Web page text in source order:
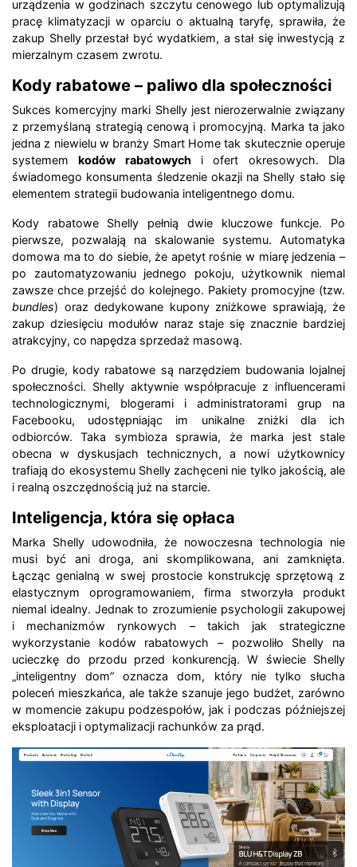
urządzenia w godzinach szczytu cenowego lub optymalizują
pracę klimatyzacji w oparciu o aktualną taryfę, sprawiła, że
zakup Shelly przestał być wydatkiem, a stał się inwestycją z
mierzalnym czasem zwrotu.
Kody rabatowe – paliwo dla społeczności
Sukces komercyjny marki Shelly jest nierozerwalnie związany
z przemyślaną strategią cenową i promocyjną. Marka ta jako
jedna z niewielu w branży Smart Home tak skutecznie operuje
systememkodów rabatowychi ofert okresowych. Dla
świadomego konsumenta śledzenie okazji na Shelly stało się
elementem strategii budowania inteligentnego domu.
Kody rabatowe Shelly pełnią dwie kluczowe funkcje. Po
pierwsze, pozwalają na skalowanie systemu. Automatyka
domowa ma to do siebie, że apetyt rośnie w miarę jedzenia –
po zautomatyzowaniu jednego pokoju, użytkownik niemal
zawsze chce przejść do kolejnego. Pakiety promocyjne (tzw.
bundles) oraz dedykowane kupony zniżkowe sprawiają, że
zakup dziesięciu modułów naraz staje się znacznie bardziej
atrakcyjny, co napędza sprzedaż masową.
Po drugie, kody rabatowe są narzędziem budowania lojalnej
społeczności. Shelly aktywnie współpracuje z influencerami
technologicznymi, blogerami i administratorami grup na
Facebooku, udostępniając im unikalne zniżki dla ich
odbiorców. Taka symbioza sprawia, że marka jest stale
obecna w dyskusjach technicznych, a nowi użytkownicy
trafiają do ekosystemu Shelly zachęceni nie tylko jakością, ale
i realną oszczędnością już na starcie.
Inteligencja, która się opłaca
Marka Shelly udowodniła, że nowoczesna technologia nie
musi być ani droga, ani skomplikowana, ani zamknięta.
Łącząc genialną w swej prostocie konstrukcję sprzętową z
elastycznym oprogramowaniem, firma stworzyła produkt
niemal idealny. Jednak to zrozumienie psychologii zakupowej
i mechanizmów rynkowych – takich jak strategiczne
wykorzystanie kodów rabatowych – pozwoliło Shelly na
ucieczkę do przodu przed konkurencją. W świecie Shelly
„inteligentny dom” oznacza dom, który nie tylko słucha
poleceń mieszkańca, ale także szanuje jego budżet, zarówno
w momencie zakupu podzespołów, jak i podczas późniejszej
eksploatacji i optymalizacji rachunków za prąd.